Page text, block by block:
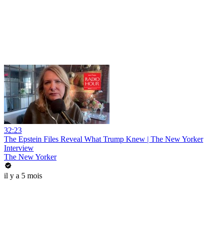
32:23
The Epstein Files Reveal What Trump Knew | The New Yorker
Interview
The New Yorker
il y a 5 mois